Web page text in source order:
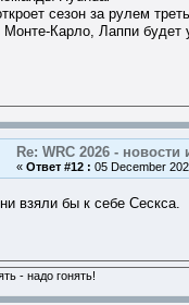
сезон за рулем
Карло, Лаппи будет
Re: WRC 2026 - новости
« Ответ #12 : 05 December
взяли бы к себе Сескса.
- надо гонять!